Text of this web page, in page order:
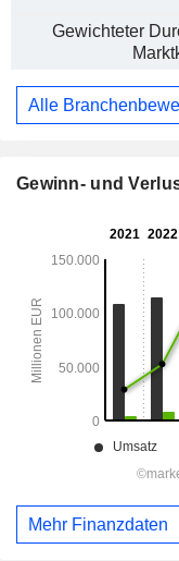
Gewichteter
Alle
Gewinn- und
Mehr Finanzdaten